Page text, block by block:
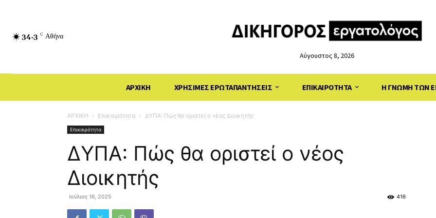
34.3 C Αθήνα
Αύγουστος 8, 2026
ΑΡΧΙΚΗ ΧΡΗΣΙΜΕΣ ΕΡΩΤΑΠΑΝΤΗΣΕΙΣ ΕΠΙΚΑΙΡΟΤΗΤΑ Η ΓΝΩΜΗ ΤΩΝ
ΑΡΧΙΚΗ Επικαιρότητα ΔΥΠΑ: Πώς θα οριστεί ο νέος Διοικητής
Επικαιρότητα
ΔΥΠΑ: Πώς θα οριστεί ο νέος
Διοικητής
Ιούλιος 16, 2025 416